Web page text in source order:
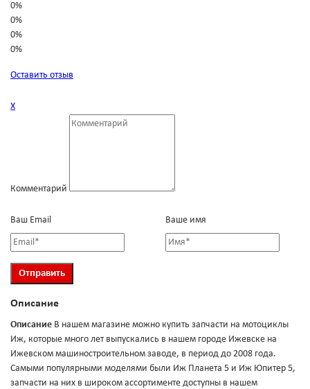
0%
0%
0%
0%
Оставить отзыв
Х
Комментарий
Ваш Email Ваше имя
Описание
Описание В нашем магазине можно купить запчасти на мотоциклы
Иж, которые много лет выпускались в нашем городе Ижевске на
Ижевском машиностроительном заводе, в период до 2008 года.
Самыми популярными моделями были Иж Планета 5 и Иж Юпитер 5,
запчасти на них в широком ассортименте доступны в нашем